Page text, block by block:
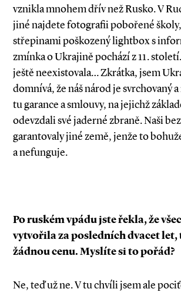
vznikla mnohem dřív než Rusko. V
jiné najdete fotografii pobořené
střepinami poškozený lightbox s
zmínka o Ukrajině pochází z 11.
ještě neexistovala… Zkrátka, jsem
domnívá, že náš národ je svrchovaný
tu garance a smlouvy, na jejichž
odevzdali své jaderné zbraně. Naši
garantovaly jiné země, jenže to
a nefunguje.
Po ruském vpádu jste řekla, že
vytvořila za posledních dvacet let,
žádnou cenu. Myslíte si to pořád?
Ne, teď už ne. V tu chvíli jsem ale